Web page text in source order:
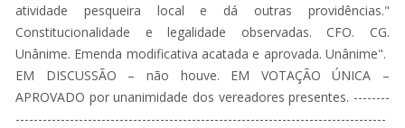
atividade pesqueira local e dá outras providências."
Constitucionalidade e legalidade observadas. CFO. CG.
Unânime. Emenda modificativa acatada e aprovada. Unânime".
EM DISCUSSÃO – não houve. EM VOTAÇÃO ÚNICA –
APROVADO por unanimidade dos vereadores presentes. --------
----------------------------------------------------------------------------------